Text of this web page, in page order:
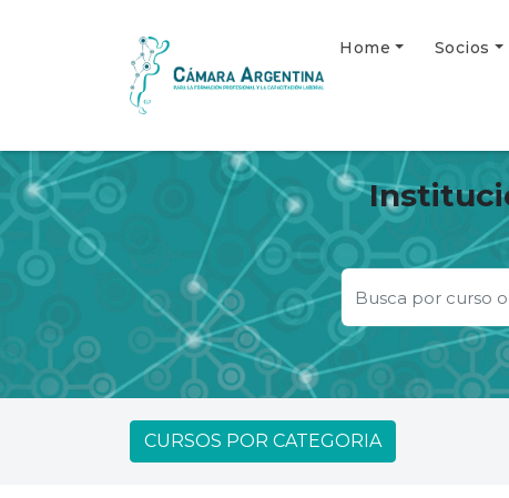
Home Socios
CURSOS POR CATEGORIA